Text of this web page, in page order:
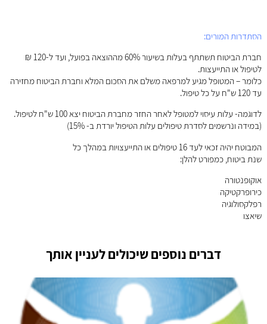
הסתדרות המורים:
חברת הביטוח תשתתף בעלות בשיעור 60% מההוצאה בפועל, ועד ל-120 ₪
לטיפול או התייעצות.
כלומר – המטופל מגיע למרפאה משלם את הסכום המלא וחברת הביטוח מחזירה
עד 120 ש"ח על כל טיפול.
לדוגמה- עלות עיסוי למטופל לאחר החזר מחברת הביטוח יצא 100 ש"ח לטיפול.
(במידה ונרשמים לסדרת טיפולים עלות הטיפול יורדת ב- 15%)
המבוטח יהיה זכאי לעד 16 טיפולים או התייעצויות במהלך כל
שנת ביטוח, כמפורט להלן:
אוקופנטורה
כירופרקטיקה
רפלקסולוגיה
שיאצו
דברים נוספים שיכולים לעניין אותך